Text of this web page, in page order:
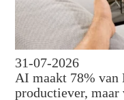
31-07-2026
AI maakt 78% van
productiever, maar